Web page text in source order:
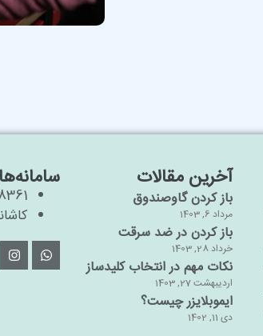
آخرین مقالات
باز کردن گاوصندوق
مرداد 6, 1403
باز کردن در ضد سرقت
خرداد 28, 1403
نکات مهم در انتخاب کلیدساز
اردیبهشت 27, 1403
ایموبلایزر چیست؟
دی 11, 1402